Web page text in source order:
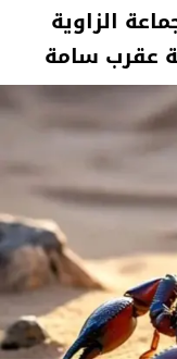
الزاوية
عقرب سامة